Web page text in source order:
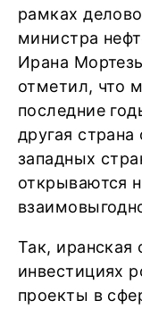
рамках
министра
Ирана
отметил, что
последние
другая
западных
открываются
Так, иранская
инвестициях
проекты в